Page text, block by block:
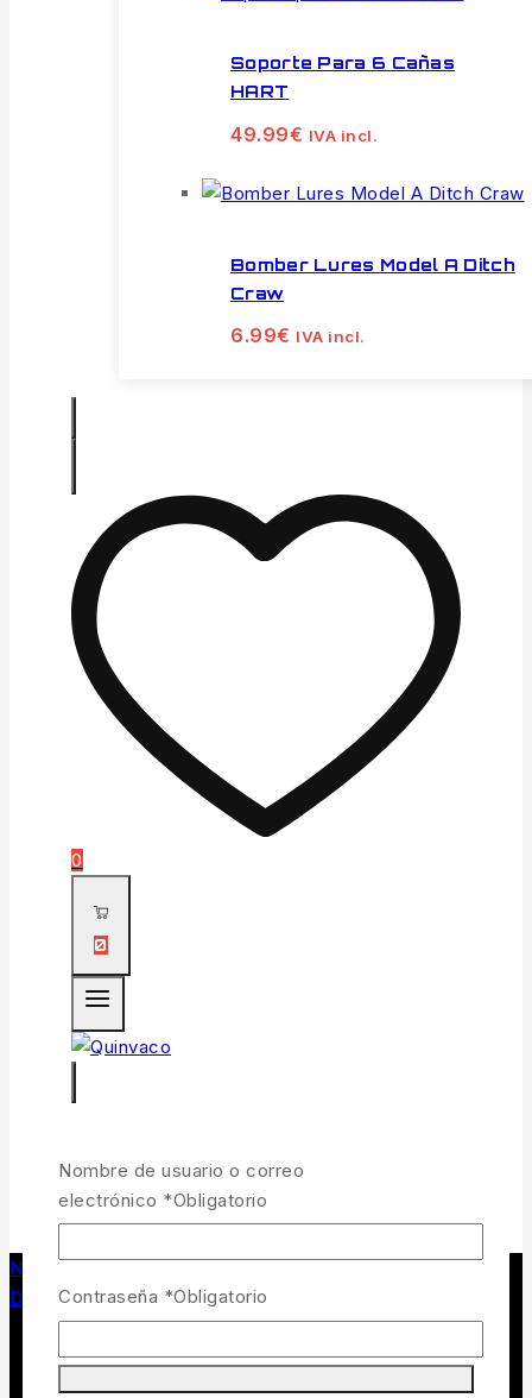
Soporte Para 6 Cañas
HART
49.99€ IVA incl.
Bomber Lures Model A Ditch
Craw
6.99€ IVA incl.
0
0
0
Navegando en / Tienda de pesca y caza /
DEPREDADORES / YUM Dinger 5 pulgadas Color 5110
Nombre de usuario o correo
electrónico *Obligatorio
Contraseña *Obligatorio